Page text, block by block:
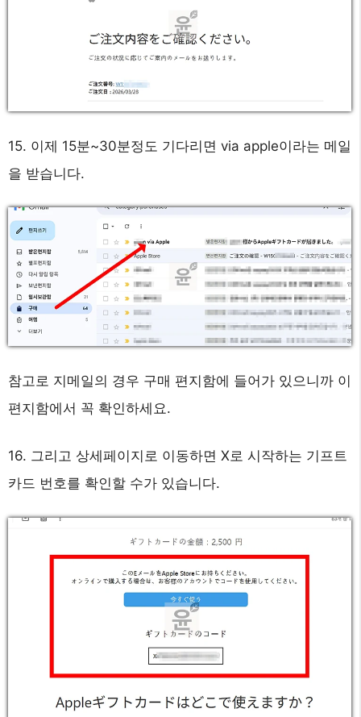
15. 이제 15분~30분정도 기다리면 via apple이라는 메일
을 받습니다.
참고로 지메일의 경우 구매 편지함에 들어가 있으니까 이
편지함에서 꼭 확인하세요.
16. 그리고 상세페이지로 이동하면 X로 시작하는 기프트
카드 번호를 확인할 수가 있습니다.